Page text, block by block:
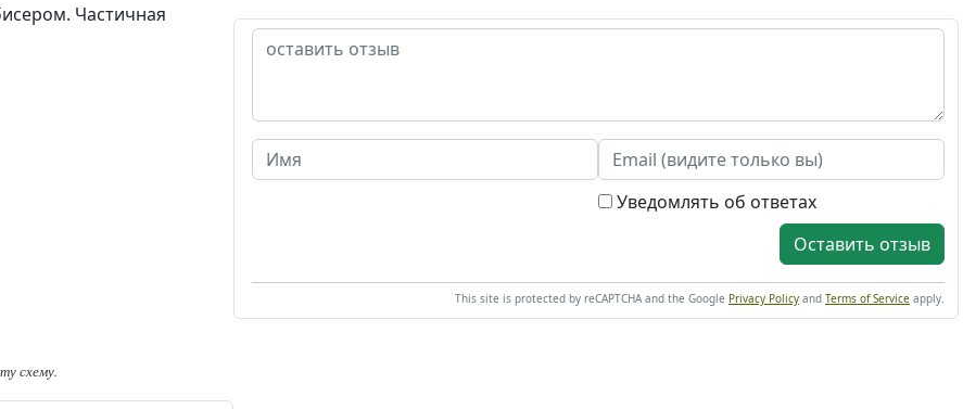
Частичная
схему.
Уведомлять об ответах
Оставить отзыв
This site is protected by reCAPTCHA and the Google Privacy Policy and Terms of Service apply.